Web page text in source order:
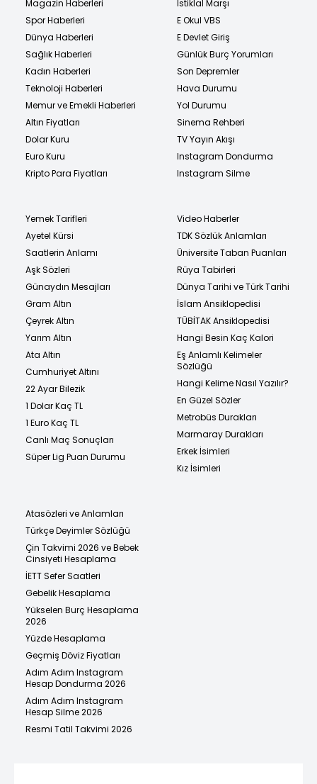
Magazin Haberleri
Spor Haberleri
Dünya Haberleri
Sağlık Haberleri
Kadın Haberleri
Teknoloji Haberleri
Memur ve Emekli Haberleri
Altın Fiyatları
Dolar Kuru
Euro Kuru
Kripto Para Fiyatları
İstiklal Marşı
E Okul VBS
E Devlet Giriş
Günlük Burç Yorumları
Son Depremler
Hava Durumu
Yol Durumu
Sinema Rehberi
TV Yayın Akışı
Instagram Dondurma
Instagram Silme
Yemek Tarifleri
Ayetel Kürsi
Saatlerin Anlamı
Aşk Sözleri
Günaydın Mesajları
Gram Altın
Çeyrek Altın
Yarım Altın
Ata Altın
Cumhuriyet Altını
22 Ayar Bilezik
1 Dolar Kaç TL
1 Euro Kaç TL
Canlı Maç Sonuçları
Süper Lig Puan Durumu
Video Haberler
TDK Sözlük Anlamları
Üniversite Taban Puanları
Rüya Tabirleri
Dünya Tarihi ve Türk Tarihi
İslam Ansiklopedisi
TÜBİTAK Ansiklopedisi
Hangi Besin Kaç Kalori
Eş Anlamlı Kelimeler
Sözlüğü
Hangi Kelime Nasıl Yazılır?
En Güzel Sözler
Metrobüs Durakları
Marmaray Durakları
Erkek İsimleri
Kız İsimleri
Atasözleri ve Anlamları
Türkçe Deyimler Sözlüğü
Çin Takvimi 2026 ve Bebek
Cinsiyeti Hesaplama
İETT Sefer Saatleri
Gebelik Hesaplama
Yükselen Burç Hesaplama
2026
Yüzde Hesaplama
Geçmiş Döviz Fiyatları
Adım Adım Instagram
Hesap Dondurma 2026
Adım Adım Instagram
Hesap Silme 2026
Resmi Tatil Takvimi 2026